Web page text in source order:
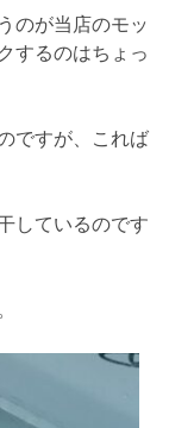
のが当店のモッ
するのはちょっ
ですが、これば
しているのです